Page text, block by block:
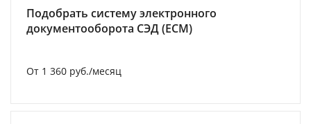
Подобрать систему электронного
документооборота СЭД (ECM)
От 1 360 руб./месяц